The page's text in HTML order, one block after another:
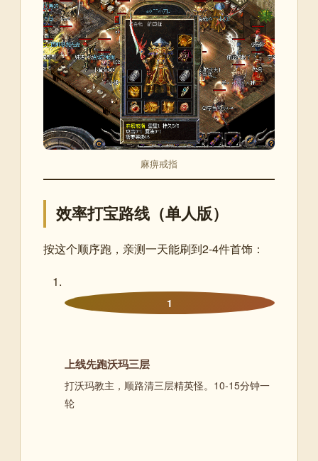
麻痹戒指
效率打宝路线（单人版）
按这个顺序跑，亲测一天能刷到2-4件首饰：
1
上线先跑沃玛三层
打沃玛教主，顺路清三层精英怪。10-15分钟一
轮